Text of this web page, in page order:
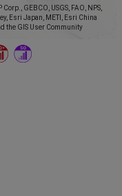
GEBCO, USGS, FAO, NPS,
Esri Japan, METI, Esri China
the GIS User Community